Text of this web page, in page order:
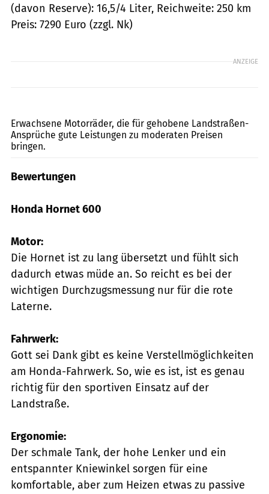
(davon Reserve): 16,5/4 Liter, Reichweite: 250 km
Preis: 7290 Euro (zzgl. Nk)
ANZEIGE
Erwachsene Motorräder, die für gehobene Landstraßen-
Ansprüche gute Leistungen zu moderaten Preisen
bringen.
Bewertungen
Honda Hornet 600
Motor:
Die Hornet ist zu lang übersetzt und fühlt sich
dadurch etwas müde an. So reicht es bei der
wichtigen Durchzugsmessung nur für die rote
Laterne.
Fahrwerk:
Gott sei Dank gibt es keine Verstellmöglichkeiten
am Honda-Fahrwerk. So, wie es ist, ist es genau
richtig für den sportiven Einsatz auf der
Landstraße.
Ergonomie:
Der schmale Tank, der hohe Lenker und ein
entspannter Kniewinkel sorgen für eine
komfortable, aber zum Heizen etwas zu passive